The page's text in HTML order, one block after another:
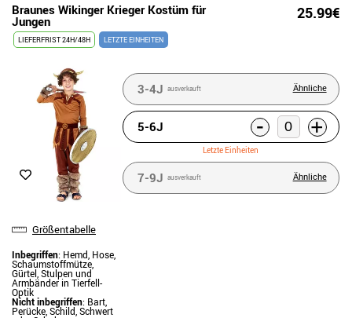
Braunes Wikinger Krieger Kostüm für
Jungen 25.99€
LIEFERFRIST 24H/48H LETZTE EINHEITEN
Größentabelle
Inbegriffen: Hemd, Hose,
Schaumstoffmütze,
Gürtel, Stulpen und
Armbänder in Tierfell-
Optik
Nicht inbegriffen: Bart,
Perücke, Schild, Schwert
3-4J ausverkauft Ähnliche
5-6J - +
Letzte Einheiten
7-9J ausverkauft Ähnliche